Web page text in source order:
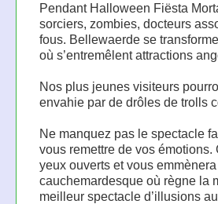
Pendant Halloween Fiësta
sorciers, zombies, docteurs
fous. Bellewaerde se
où s’entremêlent attractions
Nos plus jeunes visiteurs
envahie par de drôles de trolls
Ne manquez pas le spectacle
vous remettre de vos
yeux ouverts et vous
cauchemardesque où règne la
meilleur spectacle d’illusions